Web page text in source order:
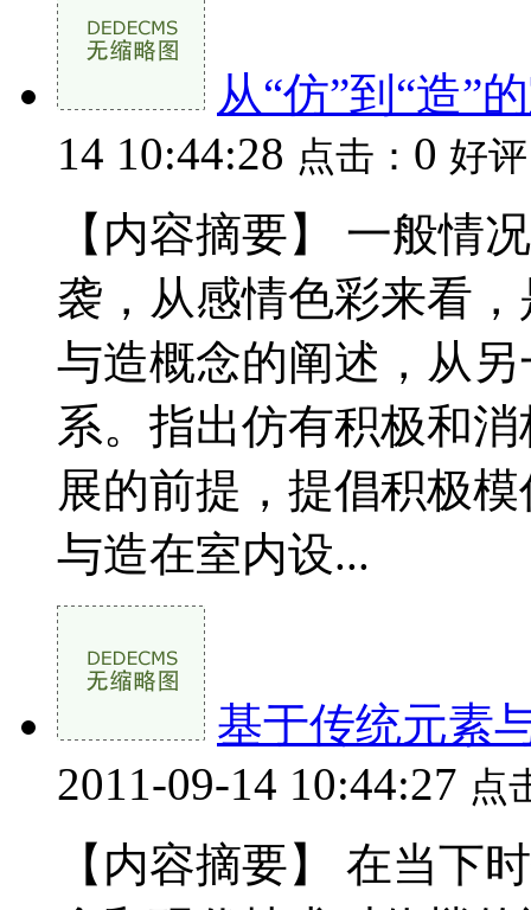
从“仿”到“造”
14 10:44:28 点击： 0 好
【内容摘要】 一般情
袭，从感情色彩来看
与造概念的阐述，从
系。指出仿有积极和
展的前提，提倡积极
与造在室内设...
基于传统元素
2011-09-14 10:44:27 点
【内容摘要】 在当下